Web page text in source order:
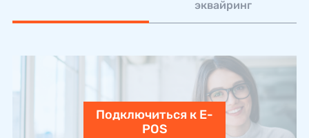
эквайринг
Подключиться к E-
POS